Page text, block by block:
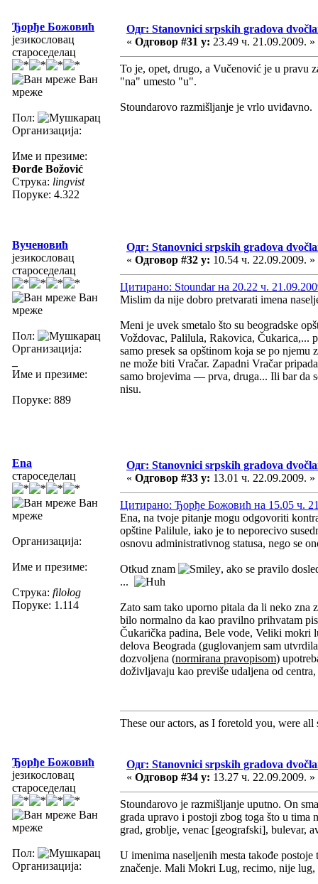
Ђорђе Божовић
језикословац
староседелац
Ван
мреже
Пол:
Организација:
Име и презиме:
Đorđe Božović
Струка: lingvist
Поруке: 4.322
Одг: Stanovnici srpskih gradova
« Одговор #31 у: 23.49 ч. 21.09.2009. »
To je, opet, drugo, a Vučenović je u pravu
"na" umesto "u".
Stoundarovo razmišljanje je vrlo uviđavno.
Вученовић
језикословац
староседелац
Ван
мреже
Пол:
Организација:
Име и презиме:
Поруке: 889
Одг: Stanovnici srpskih gradova
« Одговор #32 у: 10.54 ч. 22.09.2009. »
Цитирано: Stoundar на 20.22 ч.
Mislim da nije dobro pretvarati imena
Meni je uvek smetalo što su beogradske
Voždovac, Palilula, Rakovica, Čukarica,...
samo presek sa opštinom koja se po
ne može biti Vračar. Zapadni Vračar
samo brojevima — prva, druga... Ili bar da
nisu.
Ena
староседелац
Ван
мреже
Организација:
Име и презиме:
Струка: filolog
Поруке: 1.114
Одг: Stanovnici srpskih gradova
« Одговор #33 у: 13.01 ч. 22.09.2009. »
Цитирано: Ђорђе Божовић на 15.05 ч.
Ena, na tvoje pitanje mogu odgovoriti
opštine Palilule, iako je to neporecivo
osnovu administrativnog statusa, nego se
Otkud znam
, ako se pravilo
...
Zato sam tako uporno pitala da li neko
bilo normalno da kao pravilno prihvatam
Čukarička padina, Bele vode, Veliki mokri
delova Beograda (guglovanjem sam
dozvoljena (normirana pravopisom)
doživljavaju kao previše udaljena od
These our actors, as I foretold you, were
Ђорђе Божовић
језикословац
староседелац
Ван
мреже
Пол:
Организација:
Одг: Stanovnici srpskih gradova
« Одговор #34 у: 13.27 ч. 22.09.2009. »
Stoundarovo je razmišljanje uputno. On
grada upravo i postoji zbog toga što u tima
grad, groblje, venac [geografski], bulevar,
U imenima naseljenih mesta takođe
značenje. Mali Mokri Lug, recimo, nije lug,